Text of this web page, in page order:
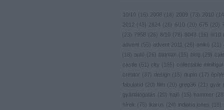
10/10 ( 16 ) 2008 ( 18 ) 2009 ( 73) 2010 (
2012 ( 43) 2824 ( 26 ) 6/10 ( 20) 675 ( 20)
( 23) 7958 ( 26 ) 8/10 ( 78 ) 8043 ( 16 ) 9/10 (
advent ( 55) advent 2011 ( 26 ) anikó ( 21 )
(
18 ) autó ( 26 ) batman ( 15) blog ( 29)
castle ( 51 ) city ( 185) collectable
creator ( 37) design ( 15) duplo ( 17)
fabuland ( 20) film ( 20) greg36 ( 21 ) gyár (
gyárlátogatás ( 20) hajó ( 15) hammer ( 28
hírek ( 75) ikarus ( 24) indiana jones ( 18 )